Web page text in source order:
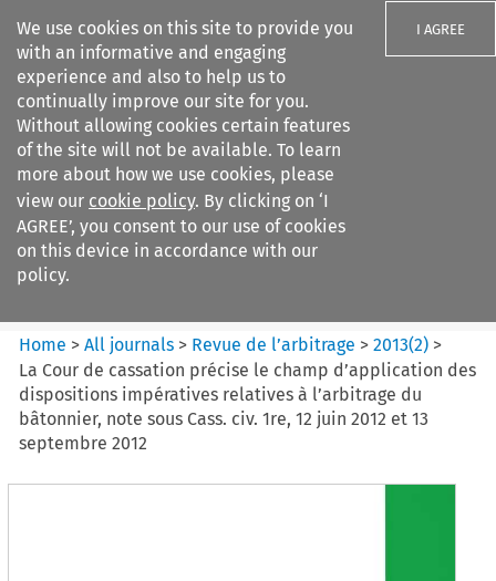
We use cookies on this site to provide you
with an informative and engaging
experience and also to help us to
continually improve our site for you.
Without allowing cookies certain features
of the site will not be available. To learn
more about how we use cookies, please
view our cookie policy. By clicking on ‘I
AGREE’, you consent to our use of cookies
on this device in accordance with our
policy.
I AGREE
Search filters
Revue de
l%E2%80%99arbitrage
Home >All journals > Revue de l’arbitrage >2013(2) >
La Cour de cassation précise le champ d’application des
dispositions impératives relatives à l’arbitrage du
bâtonnier, note sous Cass. civ. 1re, 12 juin 2012 et 13
septembre 2012